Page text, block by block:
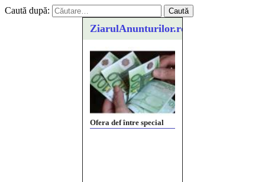
Caută după:
ZiarulAnunturilor.ro
Ofera def între special